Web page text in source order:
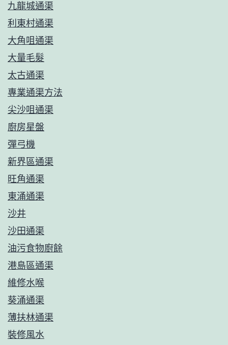
九龍城通渠
利東村通渠
大角咀通渠
大量毛髮
太古通渠
專業通渠方法
尖沙咀通渠
廚房星盤
彈弓機
新界區通渠
旺角通渠
東涌通渠
沙井
沙田通渠
油污食物廚餘
港島區通渠
維修水喉
葵涌通渠
薄扶林通渠
裝修風水